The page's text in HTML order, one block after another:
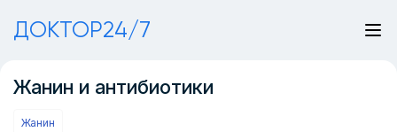
ДОКТОР24/7
Жанин и антибиотики
Жанин